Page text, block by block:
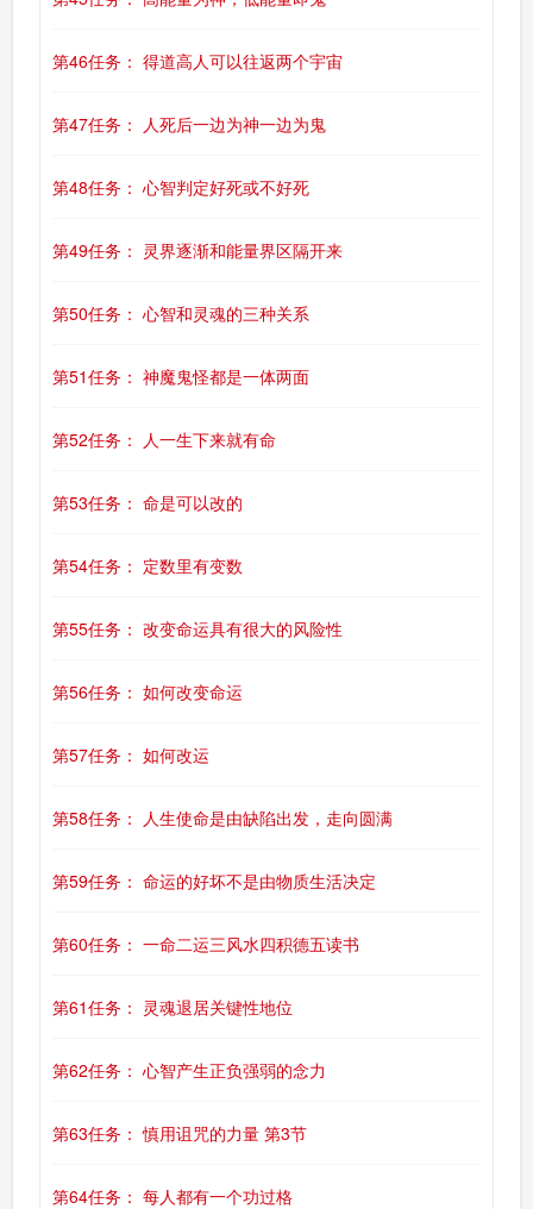
第46任务： 得道高人可以往返两个宇宙
第47任务： 人死后一边为神一边为鬼
第48任务： 心智判定好死或不好死
第49任务： 灵界逐渐和能量界区隔开来
第50任务： 心智和灵魂的三种关系
第51任务： 神魔鬼怪都是一体两面
第52任务： 人一生下来就有命
第53任务： 命是可以改的
第54任务： 定数里有变数
第55任务： 改变命运具有很大的风险性
第56任务： 如何改变命运
第57任务： 如何改运
第58任务： 人生使命是由缺陷出发，走向圆满
第59任务： 命运的好坏不是由物质生活决定
第60任务： 一命二运三风水四积德五读书
第61任务： 灵魂退居关键性地位
第62任务： 心智产生正负强弱的念力
第63任务： 慎用诅咒的力量 第3节
第64任务： 每人都有一个功过格